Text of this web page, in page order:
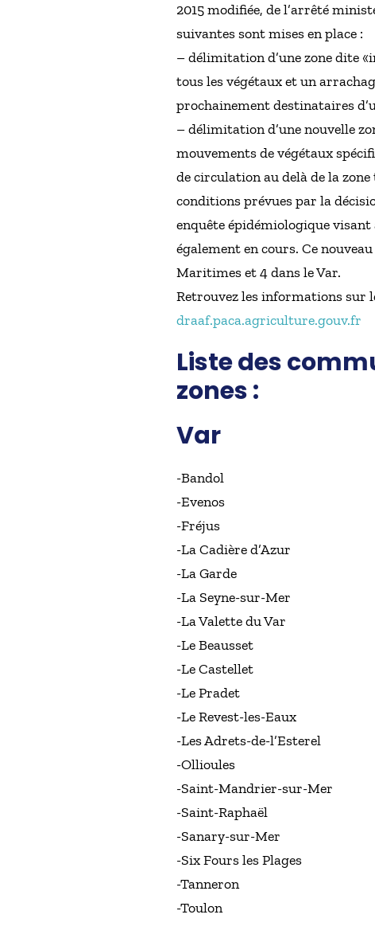
2015 modifiée, de l’arrêté
suivantes sont mises en place :
– délimitation d’une zone dite
tous les végétaux et un
prochainement destinataires
– délimitation d’une nouvelle
mouvements de végétaux
de circulation au delà de la
conditions prévues par la
enquête épidémiologique
également en cours. Ce
Maritimes et 4 dans le Var.
Retrouvez les informations sur
draaf.paca.agriculture.gouv.fr
Liste des
zones :
Var
-Bandol
-Evenos
-Fréjus
-La Cadière d’Azur
-La Garde
-La Seyne-sur-Mer
-La Valette du Var
-Le Beausset
-Le Castellet
-Le Pradet
-Le Revest-les-Eaux
-Les Adrets-de-l’Esterel
-Ollioules
-Saint-Mandrier-sur-Mer
-Saint-Raphaël
-Sanary-sur-Mer
-Six Fours les Plages
-Tanneron
-Toulon